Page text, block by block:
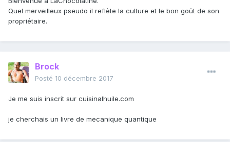
Quel merveilleux pseudo il reflète la culture et le bon goût de son
propriétaire.
Brock
Posté 10 décembre 2017
Je me suis inscrit sur cuisinalhuile.com
je cherchais un livre de mecanique quantique